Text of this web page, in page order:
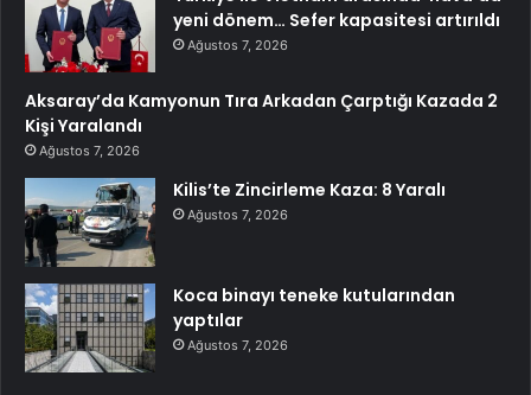
yeni dönem… Sefer kapasitesi artırıldı
Ağustos 7, 2026
Aksaray’da Kamyonun Tıra Arkadan Çarptığı Kazada 2
Kişi Yaralandı
Ağustos 7, 2026
Kilis’te Zincirleme Kaza: 8 Yaralı
Ağustos 7, 2026
Koca binayı teneke kutularından
yaptılar
Ağustos 7, 2026